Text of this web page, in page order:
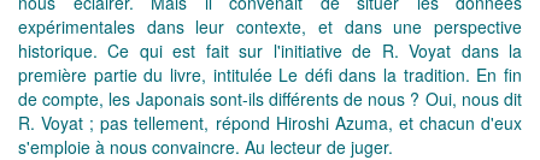
expérimentales dans leur contexte, et dans une perspective
historique. Ce qui est fait sur l'initiative de R. Voyat dans la
première partie du livre, intitulée Le défi dans la tradition. En fin
de compte, les Japonais sont-ils différents de nous ? Oui, nous dit
R. Voyat ; pas tellement, répond Hiroshi Azuma, et chacun d'eux
s'emploie à nous convaincre. Au lecteur de juger.